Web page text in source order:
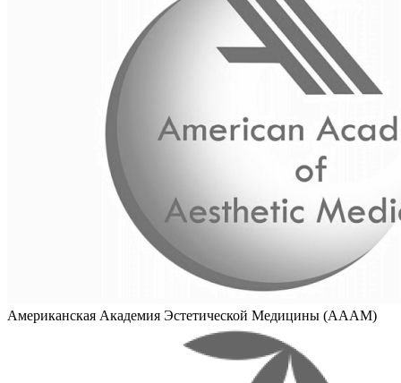
Американская Академия Эстетической Медицины (AAAM)